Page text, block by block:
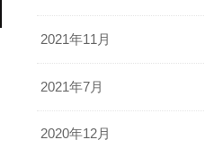
2021年11月
2021年7月
2020年12月